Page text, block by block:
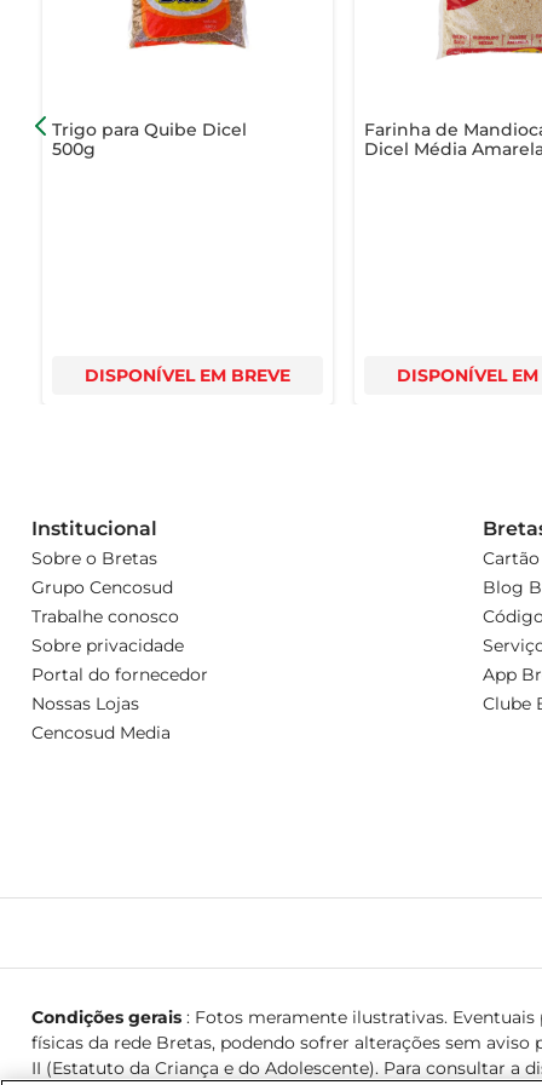
Trigo para Quibe Dicel
500g
DISPONÍVEL EM BREVE
Farinha de
Dicel Média
DISPONÍVEL EM
Institucional
Sobre o Bretas
Grupo Cencosud
Trabalhe conosco
Sobre privacidade
Portal do fornecedor
Nossas Lojas
Cencosud Media
Blog
App
Clube
Condições gerais: Fotos meramente ilustrativas. Eventuais
físicas da rede Bretas, podendo sofrer alterações sem aviso
II (Estatuto da Criança e do Adolescente). Para consultar a